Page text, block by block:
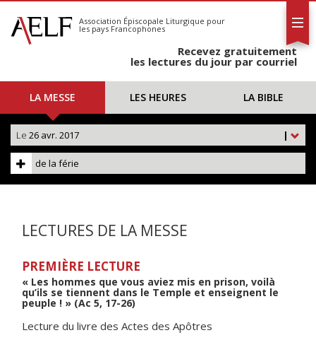
S'abonner
Calendrier
Association Épiscopale Liturgique pour
les pays Francophones
Recevez gratuitement
les lectures du jour par courriel
LA MESSE LES HEURES LA BIBLE
|
Le 26 avr. 2017
de la férie
LECTURES DE LA MESSE
PREMIÈRE LECTURE
« Les hommes que vous aviez mis en prison, voilà
qu’ils se tiennent dans le Temple et enseignent le
peuple ! » (Ac 5, 17-26)
Lecture du livre des Actes des Apôtres